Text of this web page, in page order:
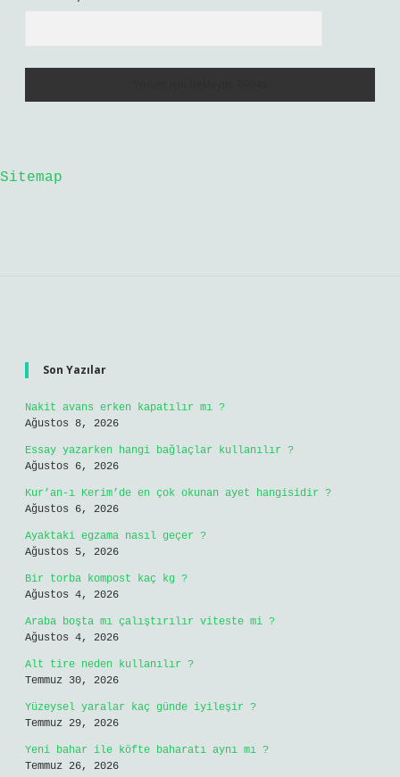
Sitemap
Son Yazılar
Nakit avans erken kapatılır mı ?
Ağustos 8, 2026
Essay yazarken hangi bağlaçlar kullanılır ?
Ağustos 6, 2026
Kur’an-ı Kerim’de en çok okunan ayet hangisidir ?
Ağustos 6, 2026
Ayaktaki egzama nasıl geçer ?
Ağustos 5, 2026
Bir torba kompost kaç kg ?
Ağustos 4, 2026
Araba boşta mı çalıştırılır viteste mi ?
Ağustos 4, 2026
Alt tire neden kullanılır ?
Temmuz 30, 2026
Yüzeysel yaralar kaç günde iyileşir ?
Temmuz 29, 2026
Yeni bahar ile köfte baharatı aynı mı ?
Temmuz 26, 2026